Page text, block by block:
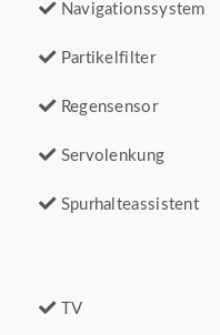
Navigationssystem
Partikelfilter
Regensensor
Servolenkung
Spurhalteassistent
TV